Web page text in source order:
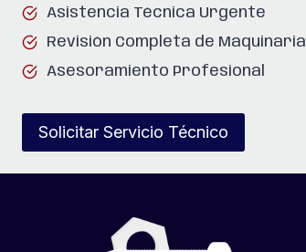
Asistencia Técnica Urgente
Revisión Completa de Maquinaria
Asesoramiento Profesional
Solicitar Servicio Técnico